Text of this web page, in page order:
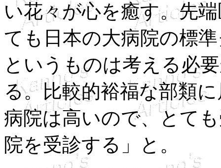
い花々が心を癒す。先
ても日本の大病院の標
というものは考える必
る。比較的裕福な部類
病院は高いので、とて
院を受診する」と。